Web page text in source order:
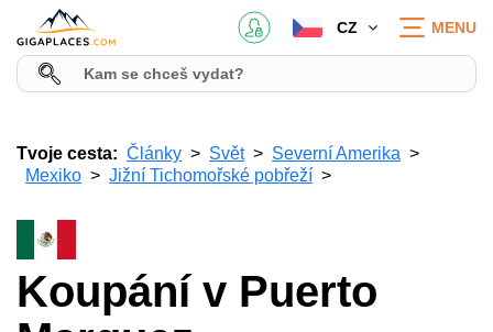
CZ MENU
Tvoje cesta: Články Svět
Severní Amerika
Mexiko
Jižní Tichomořské pobřeží
Koupání v Puerto